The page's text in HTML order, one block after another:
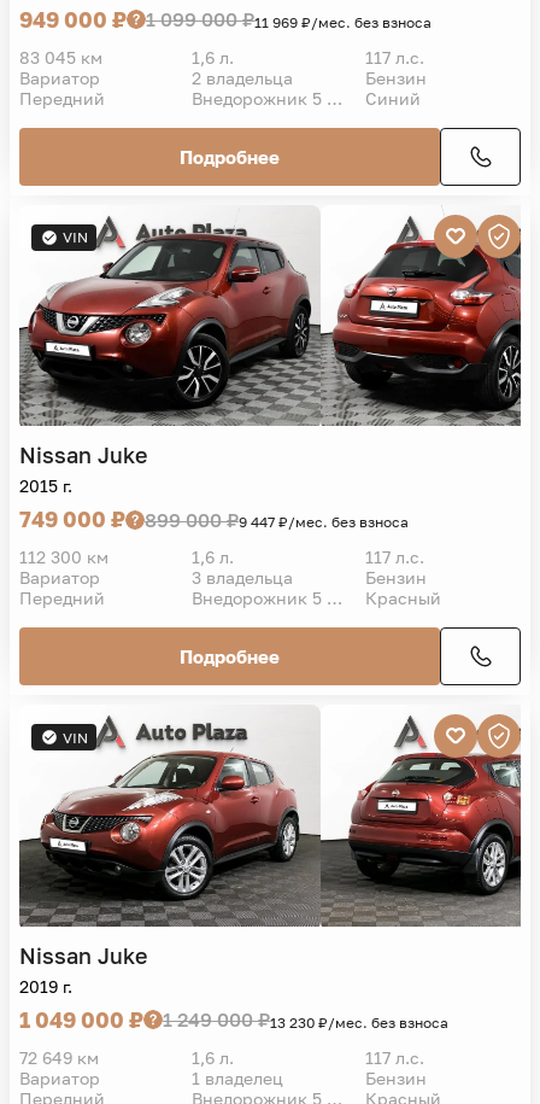
949 000 ₽ 1 099 000 ₽11 969 ₽/мес. без взноса
83 045 км 1,6 л.
117 л.с.
Вариатор
2 владельца
Бензин
Передний
Внедорожник 5 дв. Синий
Подробнее
VIN
Nissan Juke
2015 г.
749 000 ₽ 899 000 ₽9 447 ₽/мес. без взноса
112 300 км 1,6 л.
117 л.с.
Вариатор
3 владельца
Бензин
Передний
Внедорожник 5 дв. Красный
Подробнее
VIN
Nissan Juke
2019 г.
1 049 000 ₽ 1 249 000 ₽13 230 ₽/мес. без взноса
72 649 км 1,6 л.
117 л.с.
Вариатор
1 владелец
Бензин
Передний
Внедорожник 5 дв. Красный